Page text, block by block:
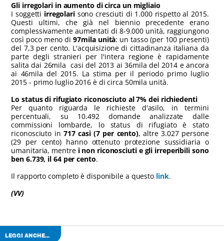
Gli irregolari in aumento di circa un migliaio
I soggetti irregolarisono cresciuti di 1.000 rispetto al 2015.
Questi ultimi, che già nel biennio precedente erano
complessivamente aumentati di 8-9.000 unità, raggiungono
così poco meno di97mila unità: un tasso (per 100 presenti)
del 7,3 per cento. L'acquisizione di cittadinanza italiana da
parte degli stranieri per l'intera regione è rapidamente
salita dai 26mila casi del 2013 ai 36mila del 2014 e ancora
ai 46mila del 2015. La stima per il periodo primo luglio
2015 - primo luglio 2016 è di circa 50mila unità.
Lo status di rifugiato riconosciuto al 7% dei richiedenti
Per quanto riguarda le richieste d'asilo, in termini
percentuali, su 10.492 domande analizzate dalle
commissioni lombarde, lo status di rifugiato è stato
riconosciuto in 717 casi (7 per cento), altre 3.027 persone
(29 per cento) hanno ottenuto protezione sussidiaria o
umanitaria, mentre i non riconosciuti e gli irreperibili sono
ben 6.739, il 64 per cento.
Il rapporto completo è disponibile a questo link.
(VV)
LEGGI ANCHE...